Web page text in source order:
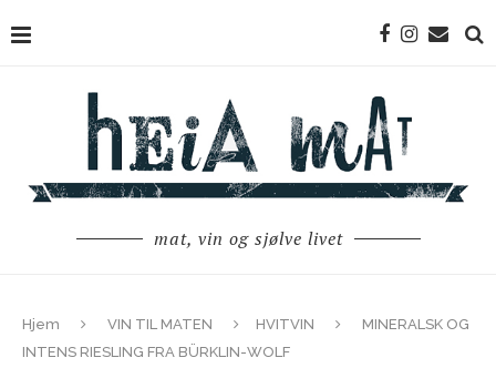
mat, vin og sjølve livet
Hjem VIN TIL MATEN HVITVIN
MINERALSK OG
INTENS RIESLING FRA BÜRKLIN-WOLF